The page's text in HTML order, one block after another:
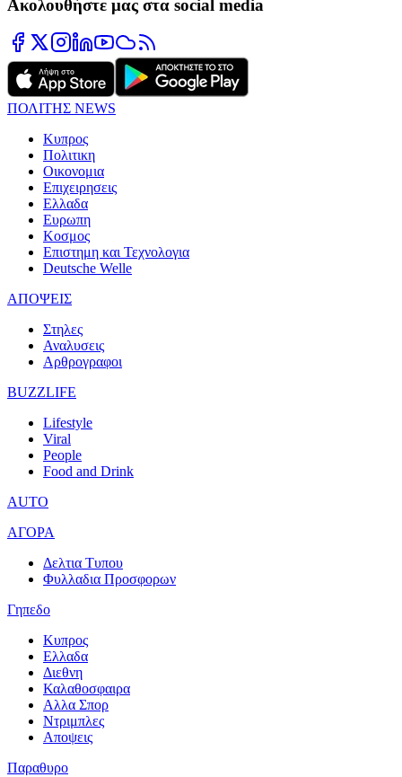
Ακολουθήστε μας στα social media
ΠΟΛΙΤΗΣ NEWS
Κυπρος
Πολιτικη
Οικονομια
Επιχειρησεις
Ελλαδα
Ευρωπη
Κοσμος
Επιστημη και Τεχνολογια
Deutsche Welle
ΑΠΟΨΕΙΣ
Στηλες
Αναλυσεις
Αρθρογραφοι
BUZZLIFE
Lifestyle
Viral
People
Food and Drink
AUTO
ΑΓΟΡΑ
Δελτια Τυπου
Φυλλαδια Προσφορων
Γηπεδο
Κυπρος
Ελλαδα
Διεθνη
Καλαθοσφαιρα
Αλλα Σπορ
Ντριμπλες
Αποψεις
Παραθυρο